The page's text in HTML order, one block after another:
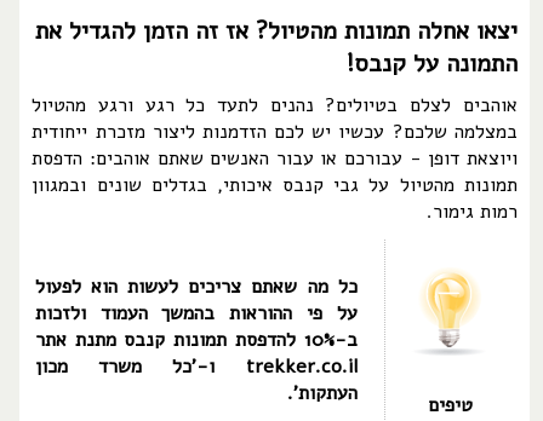
יצאו אחלה תמונות מהטיול? אז זה הזמן להגדיל את
התמונה על קנבס!
אוהבים לצלם בטיולים? נהנים לתעד כל רגע ורגע מהטיול
במצלמה שלכם? עכשיו יש לכם הזדמנות ליצור מזכרת ייחודית
ויוצאת דופן - עבורכם או עבור האנשים שאתם אוהבים: הדפסת
תמונות מהטיול על גבי קנבס איכותי, בגדלים שונים ובמגוון
רמות גימור.
טיפים
כל מה שאתם צריכים לעשות הוא לפעול
על פי ההוראות בהמשך העמוד ולזכות
ב-10% להדפסת תמונות קנבס מתנת אתר
trekker.co.il ו-'כל משרד מכון
העתקות'.